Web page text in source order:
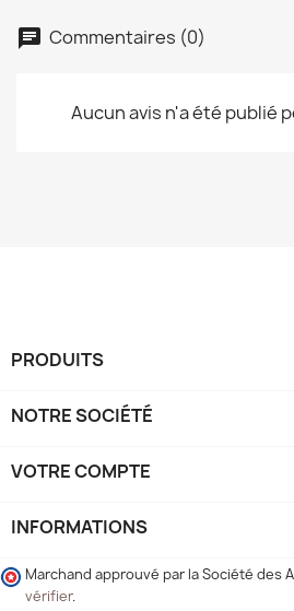
Commentaires (0)
Aucun avis n'a été publié
PRODUITS
NOTRE SOCIÉTÉ
VOTRE COMPTE
INFORMATIONS
Marchand approuvé par la Société des
vérifier.